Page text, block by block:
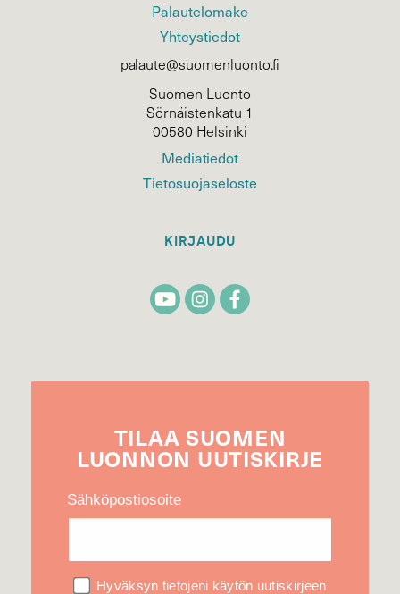
Palautelomake
Yhteystiedot
palaute@suomenluonto.fi
Suomen Luonto
Sörnäistenkatu 1
00580 Helsinki
Mediatiedot
Tietosuojaseloste
KIRJAUDU
TILAA SUOMEN
LUONNON UUTIS­KIRJE
Sähköpostiosoite
Hyväksyn tietojeni käytön uutiskirjeen